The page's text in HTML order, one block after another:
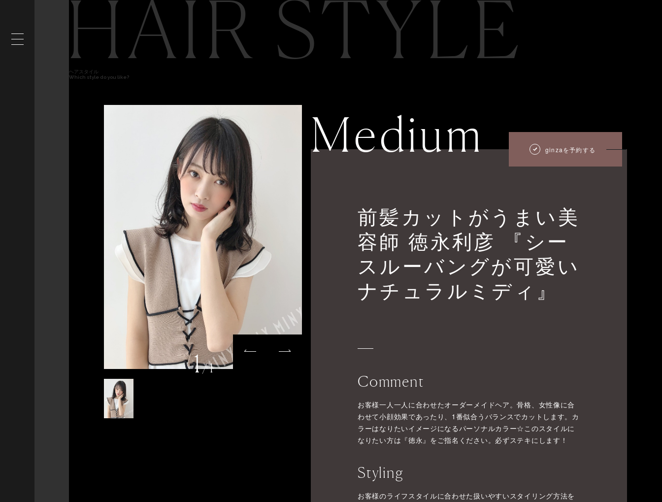
HAIR STYLE
ヘアスタイル
Which style do you like?
1/1
Medium ginzaを予約する
前髪カットがうまい美
容師 徳永利彦 『シー
スルーバングが可愛い
ナチュラルミディ』
Comment
お客様一人一人に合わせたオーダーメイドヘア。骨格、女性像に合
わせて小顔効果であったり、1番似合うバランスでカットします。カ
ラーはなりたいイメージになるパーソナルカラー☆このスタイルに
なりたい方は『徳永』をご指名ください。必ずステキにします！
Styling
お客様のライフスタイルに合わせた扱いやすいスタイリング方法を